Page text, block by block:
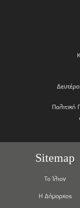
Sitemap
Το Ίλιον
Η Δήμαρχος